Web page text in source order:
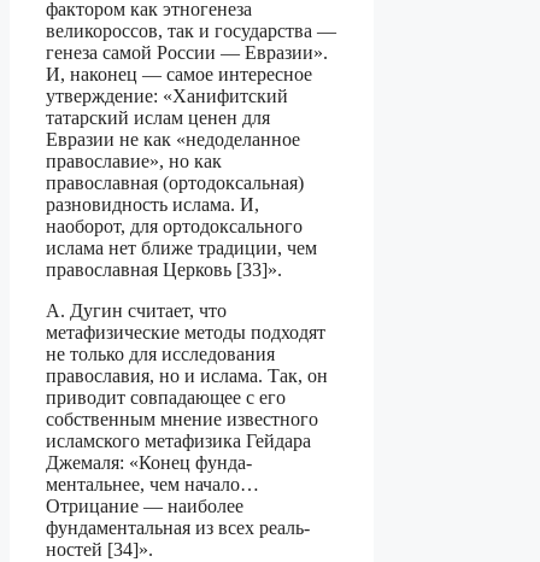
фактором как этногенеза
великороссов, так и государства —
генеза самой России — Евразии».
И, наконец — самое инте­ресное
утверждение: «Ханифитский
татарский ислам ценен для
Евразии не как «не­доделанное
православие», но как
православная (ортодоксальная)
разновидность ис­лама. И,
наоборот, для ортодоксального
ислама нет ближе традиции, чем
право­славная Церковь [33]».
А. Дугин считает, что
метафизические методы подходят
не только для исследо­вания
православия, но и ислама. Так, он
приводит совпадающее с его
собствен­ным мнение известного
исламского метафизика Гейдара
Джемаля: «Конец фунда­
ментальнее, чем начало…
Отрицание — наиболее
фундаментальная из всех реаль­
ностей [34]».